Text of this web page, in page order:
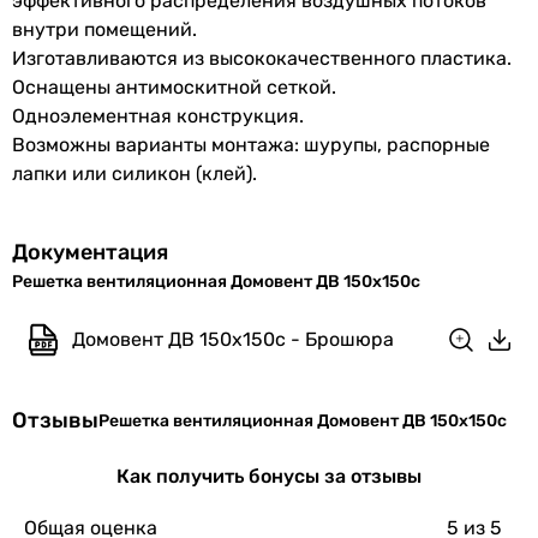
Физические характеристики
Высота 150 мм
Габариты в упаковке
Ширина в
упаковке
упаковке
Глубина в
11 мм
внутри помещений.
Изготавливаются из высококачественного пластика.
Оснащены антимоскитной сеткой.
Одноэлементная конструкция.
Возможны варианты монтажа: шурупы, распорные
лапки или силикон (клей).
Документация
Решетка вентиляционная Домовент ДВ 150х150с
Домовент ДВ 150х150с - Брошюра
ОтзывыРешетка вентиляционная Домовент ДВ 150х150с
Как получить бонусы за отзывы
Общая оценка 5 из 5